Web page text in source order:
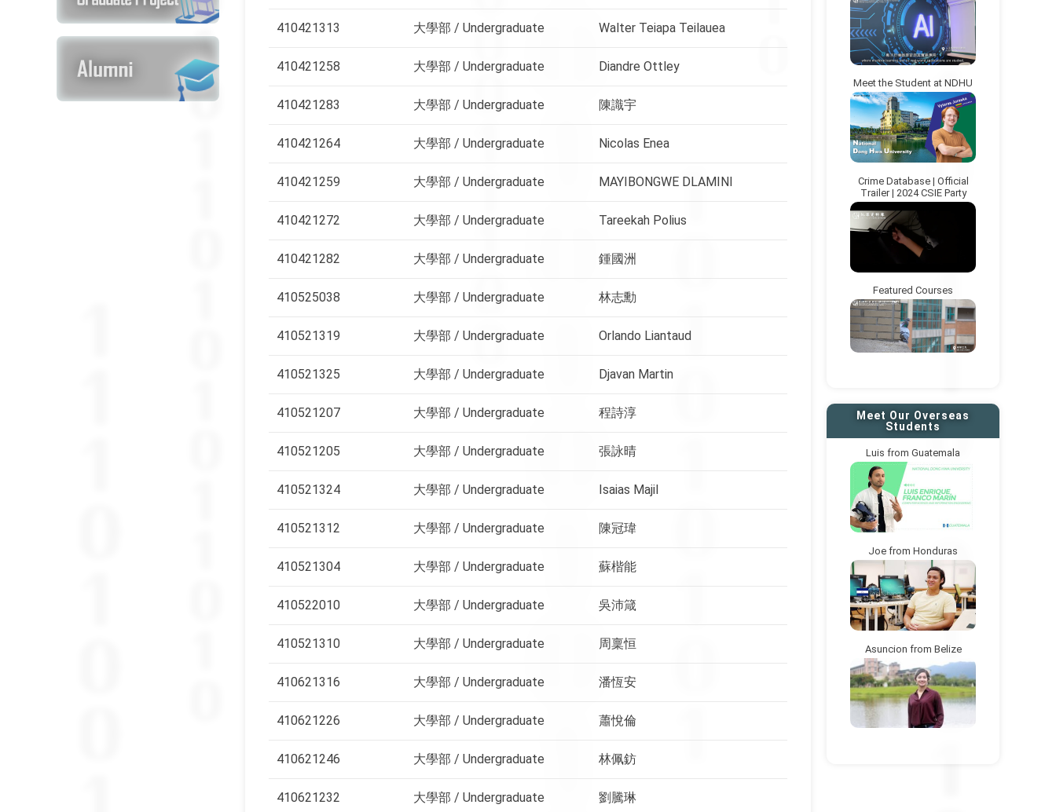
410421313 大學部 / Undergraduate Walter Teiapa Teilauea
410421258 大學部 / Undergraduate Diandre Ottley
410421283 大學部 / Undergraduate 陳識宇
410421264 大學部 / Undergraduate Nicolas Enea
410421259 大學部 / Undergraduate MAYIBONGWE DLAMINI
410421272 大學部 / Undergraduate Tareekah Polius
410421282 大學部 / Undergraduate 鍾國洲
410525038 大學部 / Undergraduate 林志勳
410521319 大學部 / Undergraduate Orlando Liantaud
410521325 大學部 / Undergraduate Djavan Martin
410521207 大學部 / Undergraduate 程詩淳
410521205 大學部 / Undergraduate 張詠晴
410521324 大學部 / Undergraduate Isaias Majil
410521312 大學部 / Undergraduate 陳冠瑋
410521304 大學部 / Undergraduate 蘇楷能
410522010 大學部 / Undergraduate 吳沛箴
410521310 大學部 / Undergraduate 周稟恒
410621316 大學部 / Undergraduate 潘恆安
410621226 大學部 / Undergraduate 蕭悅倫
410621246 大學部 / Undergraduate 林佩鈁
410621232 大學部 / Undergraduate 劉騰琳
Meet the Student at NDHU
Crime Database | Official
Trailer | 2024 CSIE Party
Featured Courses
Meet Our Overseas
Students
Luis from Guatemala
Joe from Honduras
Asuncion from Belize